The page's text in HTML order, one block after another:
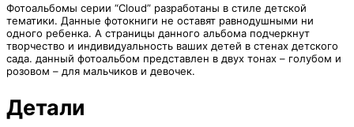
Фотоальбомы серии “Cloud” разработаны в стиле детской
тематики. Данные фотокниги не оставят равнодушными ни
одного ребенка. А страницы данного альбома подчеркнут
творчество и индивидуальность ваших детей в стенах детского
сада. данный фотоальбом представлен в двух тонах – голубом и
розовом – для мальчиков и девочек.
Детали